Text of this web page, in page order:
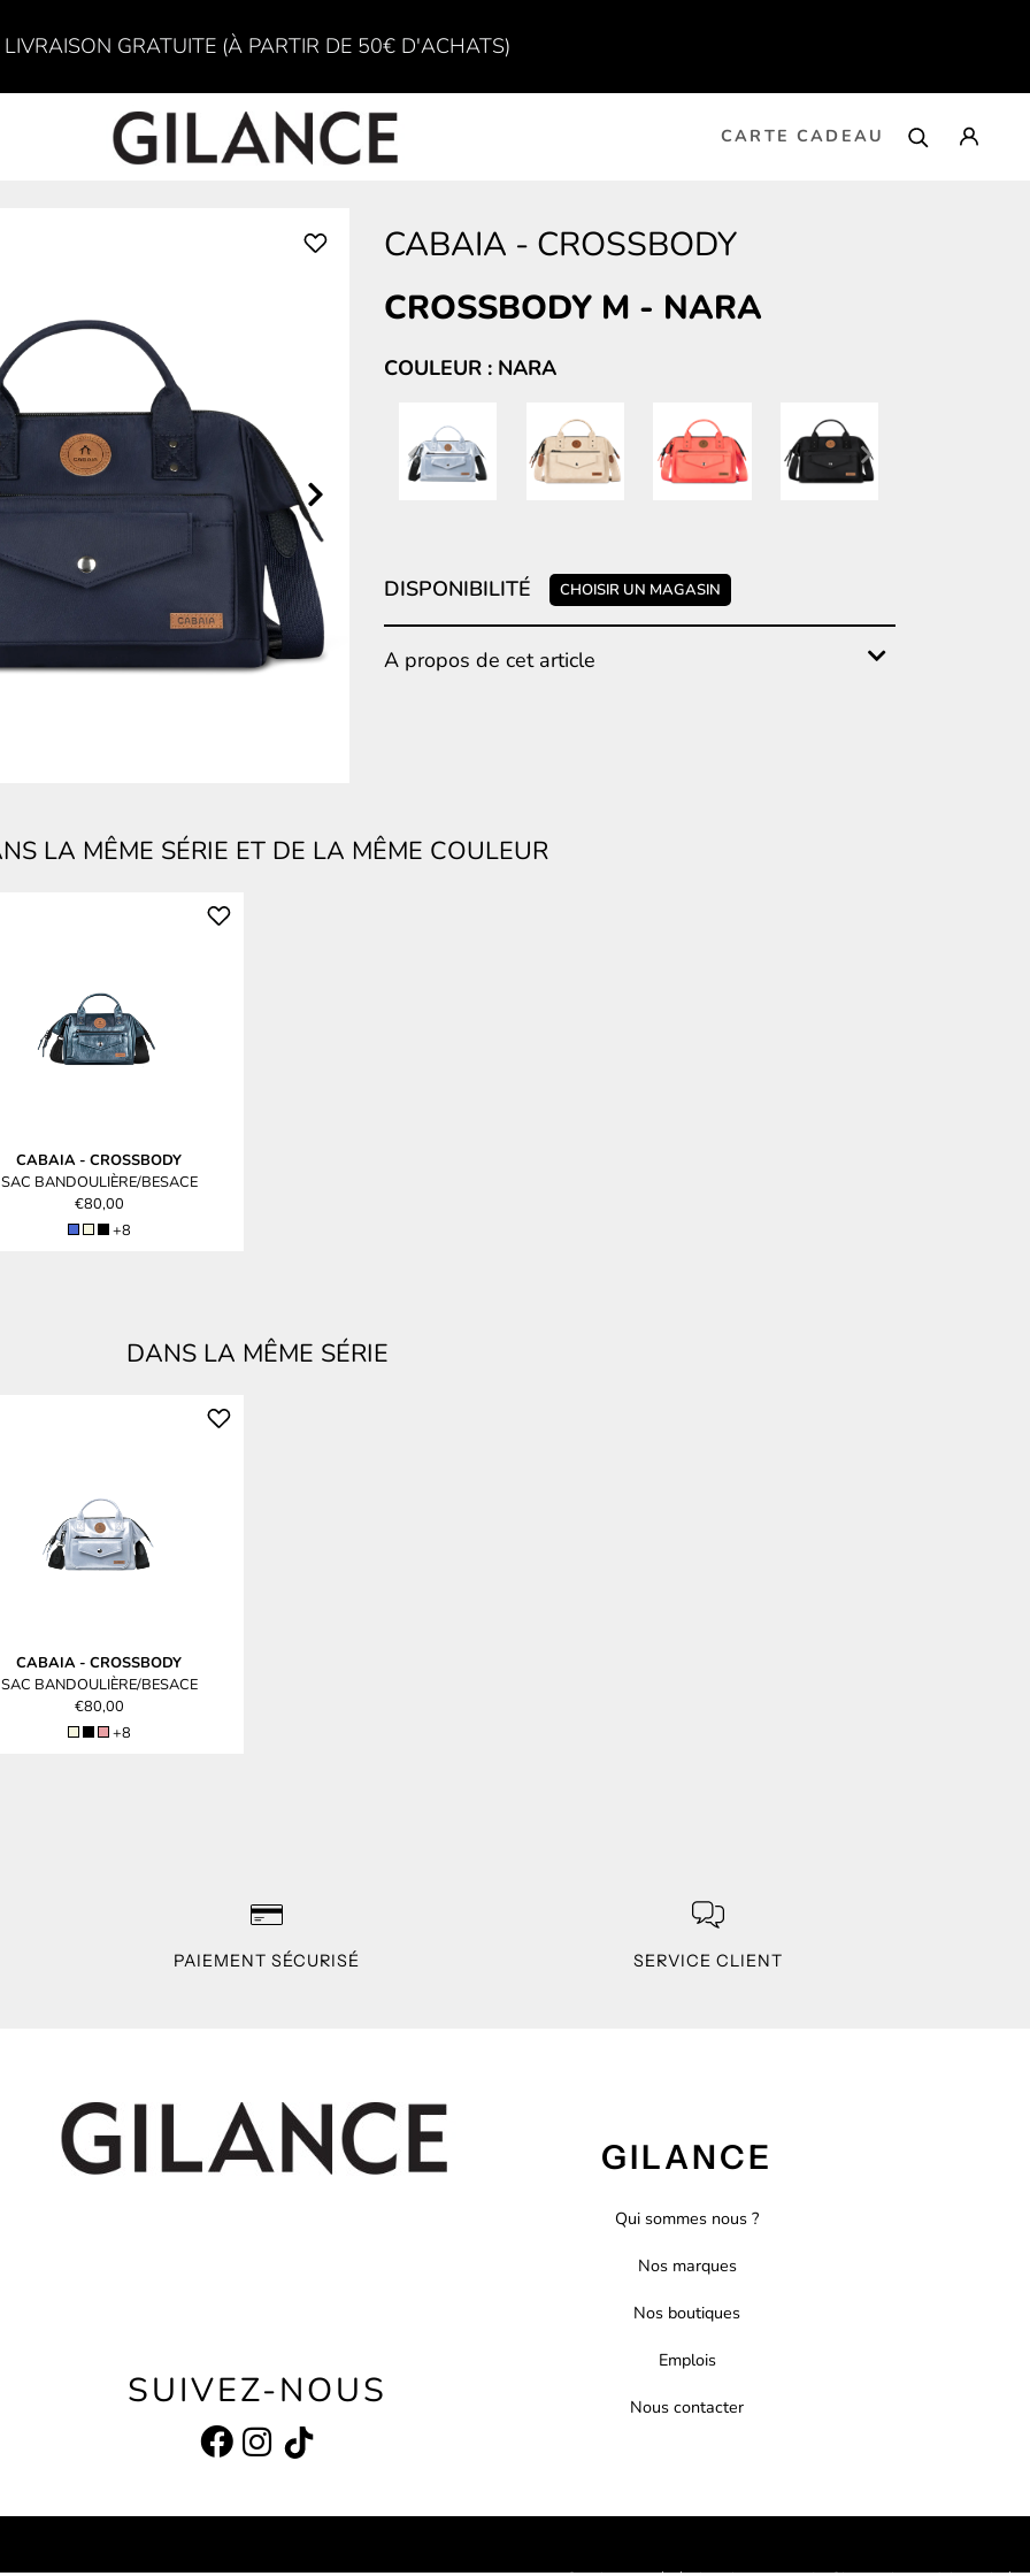
LIVRAISON GRATUITE (À PARTIR DE 50€ D'ACHATS)
CARTE CADEAU
CABAIA - CROSSBODY
CROSSBODY M - NARA
COULEUR : NARA
DISPONIBILITÉ CHOISIR UN MAGASIN
A propos de cet article
LA MÊME SÉRIE ET DE LA MÊME COULEUR
CABAIA- CROSSBODY
SAC BANDOULIÈRE/BESACE
€80,00
+8
DANS LA MÊME SÉRIE
CABAIA- CROSSBODY
SAC BANDOULIÈRE/BESACE
€80,00
+8
PAIEMENT SÉCURISÉ SERVICE CLIENT
SUIVEZ-NOUS
GILANCE
Qui sommes nous ?
Nos marques
Nos boutiques
Emplois
Nous contacter